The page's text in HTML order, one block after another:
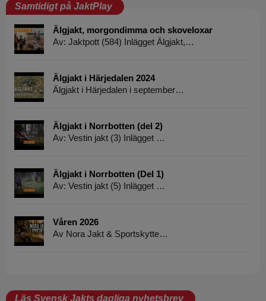
Samtidigt på JaktPlay
Älgjakt, morgondimma och skoveloxar
Av: Jaktpott (584) Inlägget Älgjakt,…
Älgjakt i Härjedalen 2024
Älgjakt i Härjedalen i september…
Älgjakt i Norrbotten (del 2)
Av: Vestin jakt (3) Inlägget …
Älgjakt i Norrbotten (Del 1)
Av: Vestin jakt (5) Inlägget …
Våren 2026
Av Nora Jakt & Sportskytte…
Läs Svensk Jakts dagliga nyhetsbrev